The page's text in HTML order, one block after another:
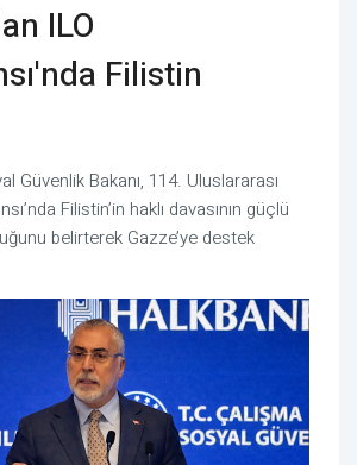
ILO
Filistin
Güvenlik Bakanı, 114. Uluslararası
Filistin’in haklı davasının güçlü
belirterek Gazze’ye destek